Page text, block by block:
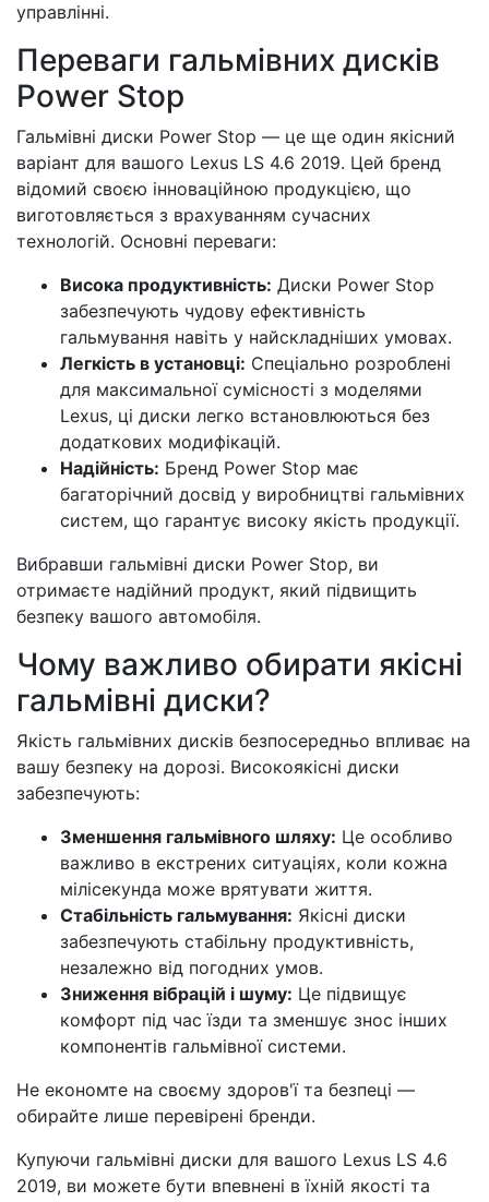
управлінні.
Переваги гальмівних дисків
Power Stop
Гальмівні диски Power Stop — це ще один якісний
варіант для вашого Lexus LS 4.6 2019. Цей бренд
відомий своєю інноваційною продукцією, що
виготовляється з врахуванням сучасних
технологій. Основні переваги:
Висока продуктивність: Диски Power Stop
забезпечують чудову ефективність
гальмування навіть у найскладніших умовах.
Легкість в установці: Спеціально розроблені
для максимальної сумісності з моделями
Lexus, ці диски легко встановлюються без
додаткових модифікацій.
Надійність: Бренд Power Stop має
багаторічний досвід у виробництві гальмівних
систем, що гарантує високу якість продукції.
Вибравши гальмівні диски Power Stop, ви
отримаєте надійний продукт, який підвищить
безпеку вашого автомобіля.
Чому важливо обирати якісні
гальмівні диски?
Якість гальмівних дисків безпосередньо впливає на
вашу безпеку на дорозі. Високоякісні диски
забезпечують:
Зменшення гальмівного шляху: Це особливо
важливо в екстрених ситуаціях, коли кожна
мілісекунда може врятувати життя.
Стабільність гальмування: Якісні диски
забезпечують стабільну продуктивність,
незалежно від погодних умов.
Зниження вібрацій і шуму: Це підвищує
комфорт під час їзди та зменшує знос інших
компонентів гальмівної системи.
Не економте на своєму здоров'ї та безпеці —
обирайте лише перевірені бренди.
Купуючи гальмівні диски для вашого Lexus LS 4.6
2019, ви можете бути впевнені в їхній якості та